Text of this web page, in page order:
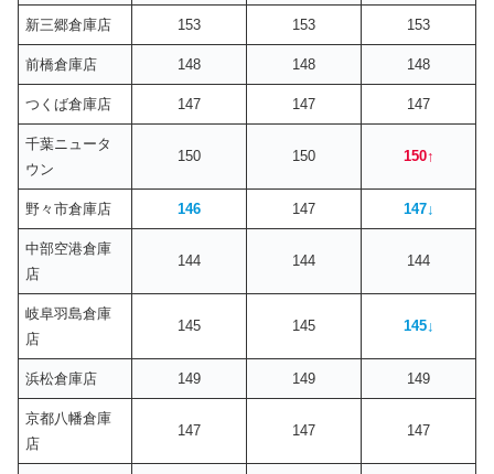
新三郷倉庫店 153 153 153
前橋倉庫店 148 148 148
つくば倉庫店 147 147 147
千葉ニュータ
ウン
150 150 150↑
野々市倉庫店 146 147 147↓
中部空港倉庫
店
144 144 144
岐阜羽島倉庫
店
145 145 145↓
浜松倉庫店 149 149 149
京都八幡倉庫
店
147 147 147